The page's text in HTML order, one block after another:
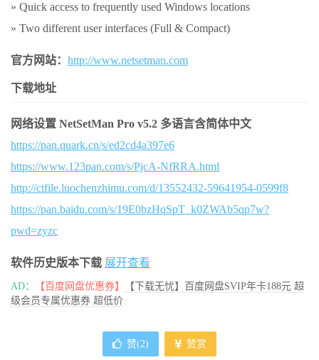
» Quick access to frequently used Windows locations
» Two different user interfaces (Full & Compact)
官方网站： http://www.netsetman.com
下载地址
网络设置 NetSetMan Pro v5.2 多语言含简体中文
https://pan.quark.cn/s/ed2cd4a397e6
https://www.123pan.com/s/PjcA-NfRRA.html
http://ctfile.luochenzhimu.com/d/13552432-59641954-0599f8
https://pan.baidu.com/s/19E0bzHqSpT_k0ZWAb5qp7w?
pwd=zyzc
软件历史版本下载 展开查看
AD： 【百度网盘优惠券】
【下载无忧】百度网盘SVIP年卡188元 超
级会员专属优惠券 超低价
赞(2) 赞赏